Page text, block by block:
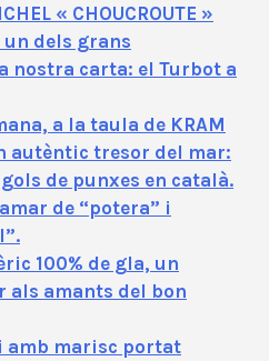
« CHOUCROUTE »
dels grans
nostra carta: el Turbot a
a la taula de KRAM
autèntic tresor del mar:
de punxes en català.
de “potera” i
100% de gla, un
als amants del bon
marisc portat